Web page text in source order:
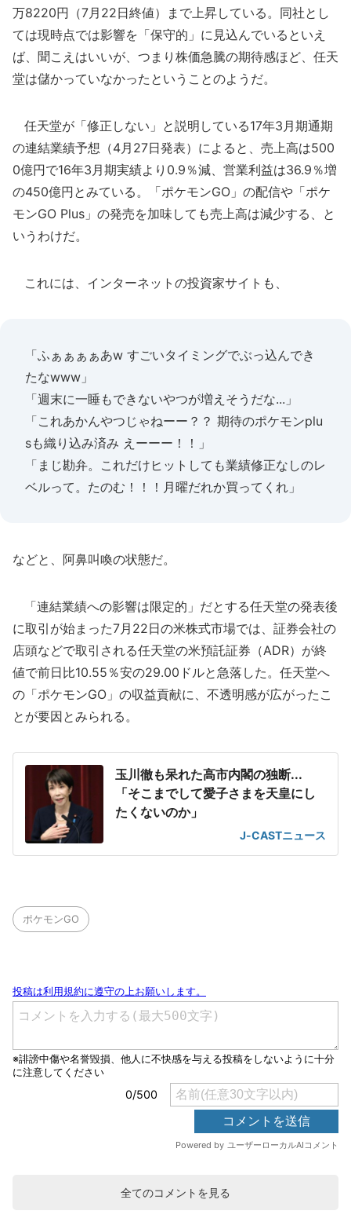
万8220円（7月22日終値）まで上昇している。同社とし
ては現時点では影響を「保守的」に見込んでいるといえ
ば、聞こえはいいが、つまり株価急騰の期待感ほど、任天
堂は儲かっていなかったということのようだ。
任天堂が「修正しない」と説明している17年3月期通期
の連結業績予想（4月27日発表）によると、売上高は500
0億円で16年3月期実績より0.9％減、営業利益は36.9％増
の450億円とみている。「ポケモンGO」の配信や「ポケ
モンGO Plus」の発売を加味しても売上高は減少する、と
いうわけだ。
これには、インターネットの投資家サイトも、
「ふぁぁぁぁあw すごいタイミングでぶっ込んでき
たなwww」
「週末に一睡もできないやつが増えそうだな...」
「これあかんやつじゃねーー？？ 期待のポケモンplu
sも織り込み済み えーーー！！」
「まじ勘弁。これだけヒットしても業績修正なしのレ
ベルって。たのむ！！！月曜だれか買ってくれ」
などと、阿鼻叫喚の状態だ。
「連結業績への影響は限定的」だとする任天堂の発表後
に取引が始まった7月22日の米株式市場では、証券会社の
店頭などで取引される任天堂の米預託証券（ADR）が終
値で前日比10.55％安の29.00ドルと急落した。任天堂へ
の「ポケモンGO」の収益貢献に、不透明感が広がったこ
とが要因とみられる。
玉川徹も呆れた高市内閣の独断...
「そこまでして愛子さまを天皇にし
たくないのか」
J-CASTニュース
ポケモンGO
全てのコメントを見る